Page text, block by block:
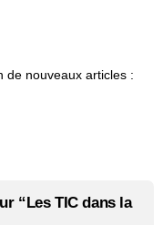
de nouveaux articles :
“Les TIC dans la